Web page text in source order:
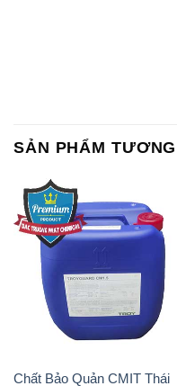
SẢN PHẨM
Chất Bảo Quản CMIT Thái